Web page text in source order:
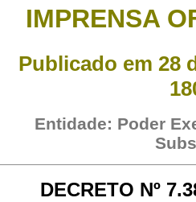
IMPRENSA
Publicado em 28
Entidade: Poder
DECRETO Nº